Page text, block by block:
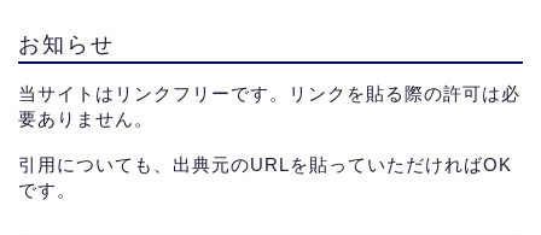
お知らせ
当サイトはリンクフリーです。リンクを貼る際の許可は必
要ありません。
引用についても、出典元のURLを貼っていただければOK
です。